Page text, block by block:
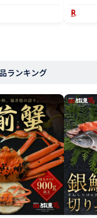
ランキング